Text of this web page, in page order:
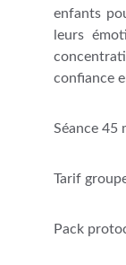
enfants
leurs
confiance
Séance 45
Tarif
Pack